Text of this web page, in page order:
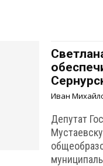
Иван
Депутат